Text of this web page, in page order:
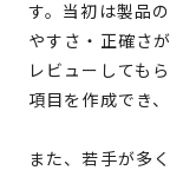
す。当初は製品
やすさ・正確さ
レビューしても
項目を作成でき
また、若手が多